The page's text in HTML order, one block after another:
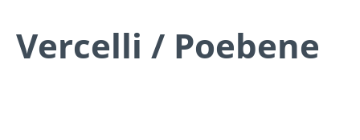
Vercelli / Poebene